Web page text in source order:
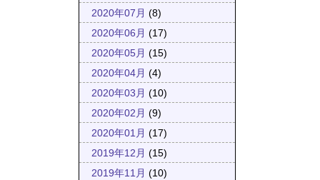
2020年07月 (8)
2020年06月 (17)
2020年05月 (15)
2020年04月 (4)
2020年03月 (10)
2020年02月 (9)
2020年01月 (17)
2019年12月 (15)
2019年11月 (10)